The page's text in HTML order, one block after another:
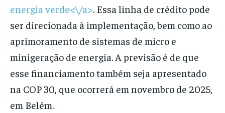
energia verde<\/a>. Essa linha de crédito pode
ser direcionada à implementação, bem como ao
aprimoramento de sistemas de micro e
minigeração de energia. A previsão é de que
esse financiamento também seja apresentado
na COP 30, que ocorrerá em novembro de 2025,
em Belém.